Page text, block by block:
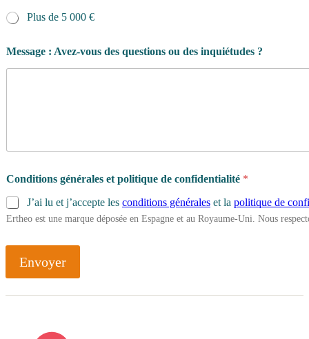
Plus de 5 000 €
Message : Avez-vous des questions ou des inquiétudes ?
Conditions générales et politique de confidentialité *
J’ai lu et j’accepte les conditions générales et la politique de
Ertheo est une marque déposée en Espagne et au Royaume-Uni. Nous
Envoyer